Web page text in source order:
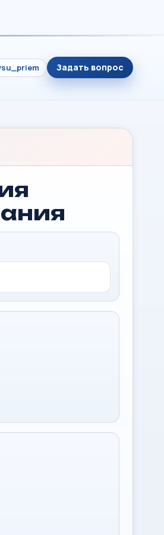
Задать вопрос